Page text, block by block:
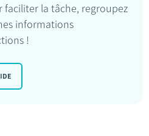
faciliter la tâche, regroupez
informations
!